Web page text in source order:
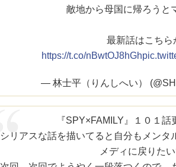
敵地から母国に帰ろうと
最新話はこちら
https://t.co/nBwtOJ8hGh
— 林士平（りんしへい）
『SPY×FAMILY』１０１話
シリアスな話を描いてると自分もメンタ
メディに戻りたい